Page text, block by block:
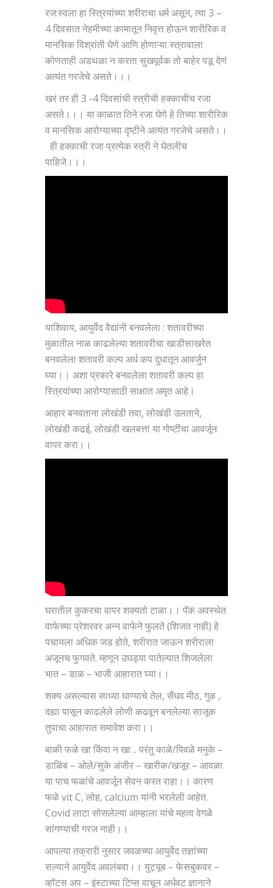
रज:स्वला हा स्त्रियांच्या शरीराचा धर्म असून, त्या 3 –
4 दिवसात नेहमीच्या कामातून निवृत्त होऊन शारीरिक व
मानसिक विश्रांती घेणे आणि होणाऱ्या स्त्रावाला
कोणताही अडथळा न करता सुखपूर्वक तो बाहेर पडू देणं
अत्यंत गरजेचे असते।।।
खरं तर ही 3 -4 दिवसांची स्त्रीची हक्काचीच रजा
असते।।। या काळात तिने रजा घेणे हे तिच्या शारीरिक
व मानसिक आरोग्याच्या दृष्टीने अत्यंत गरजेचे असते।।
ही हक्काची रजा प्रत्येक स्त्री ने घेतलीच
पाहिजे।।।
याशिवाय, आयुर्वेद वैद्यांनी बनवलेला : शतावरीच्या
मुळातील नाळ काढलेल्या शतावरीचा खाडीसाखरेत
बनवलेला शतावरी कल्प अर्ध कप दुधातून आवर्जुन
घ्या।। अशा प्रकारे बनवलेला शतावरी कल्प हा
स्त्रियांच्या आरोग्यासाठी साक्षात अमृत आहे।
आहार बनवताना लोखंडी तवा, लोखंडी उलताने,
लोखंडी कढई, लोखंडी खलबत्ता या गोष्टींचा आवर्जून
वापर करा।।
घरातील कुकरचा वापर शक्यतो टाळा।। पॅक अवस्थेत
वाफेच्या प्रेशरवर अन्न वाफेने फुलते (शिजत नाही) हे
पचायला अधिक जड होते, शरीरात जाऊन शरीराला
अजूनच फुगवते. म्हणून उघड्या पातेल्यात शिजलेला
भात – डाळ – भाजी आहारात घ्या।।
शक्य असल्यास साध्या घाण्याचे तेल, सैंधव मीठ, गुळ ,
दह्या पासून काढलेले लोणी कढवून बनलेल्या साजूक
तुपाचा आहारात समावेश करा।।
बाकी फळे खा किंवा न खा .. परंतु काळे/पिवळे मनुके –
डाळिंब – ओले/सुके अंजीर – खारीक/खजूर – आवळा
या पाच फळांचे आवर्जून सेवन करत राहा।। कारण
फळे vit C, लोह, calcium यांनी भरलेली आहेत.
Covid लाटा सोसलेल्या आम्हाला यांचे महत्व वेगळे
सांगण्याची गरज नाही।।
आपल्या तक्रारी नुसार जवळच्या आयुर्वेद तज्ञांच्या
सल्याने आयुर्वेद अवलंबवा।। युट्यूब – फेसबुकवर –
व्हॉटस अप – इंस्टाच्या टिप्स वाचून अर्धवट ज्ञानाने